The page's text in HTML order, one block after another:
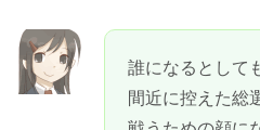
誰になるとして
間近に控えた総